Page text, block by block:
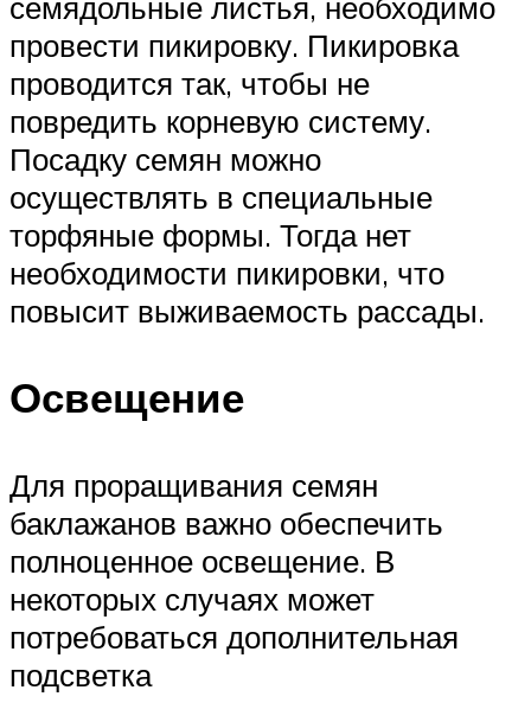
провести пикировку. Пикировка
проводится так, чтобы не
повредить корневую систему.
Посадку семян можно
осуществлять в специальные
торфяные формы. Тогда нет
необходимости пикировки, что
повысит выживаемость рассады.
Освещение
Для проращивания семян
баклажанов важно обеспечить
полноценное освещение. В
некоторых случаях может
потребоваться дополнительная
подсветка